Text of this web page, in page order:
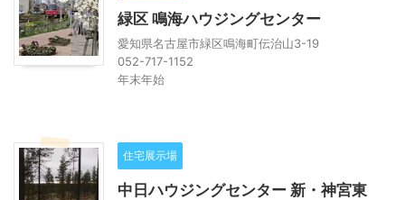
緑区 鳴海ハウジングセンター
愛知県名古屋市緑区鳴海町伝治山3-19
052-717-1152
年末年始
住宅展示場
中日ハウジングセンター 新・神宮東